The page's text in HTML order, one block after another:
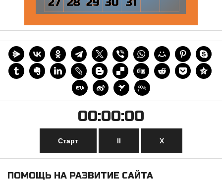
00:00:00
Старт II Х
ПОМОЩЬ НА РАЗВИТИЕ САЙТА